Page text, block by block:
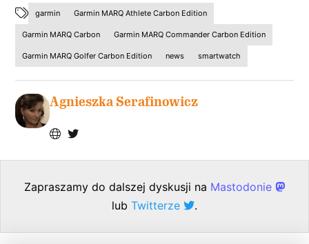
garmin Garmin MARQ Athlete Carbon Edition
Garmin MARQ Carbon Garmin MARQ Commander Carbon Edition
Garmin MARQ Golfer Carbon Edition news smartwatch
Agnieszka Serafinowicz
Zapraszamy do dalszej dyskusji na Mastodonie
lub Twitterze .